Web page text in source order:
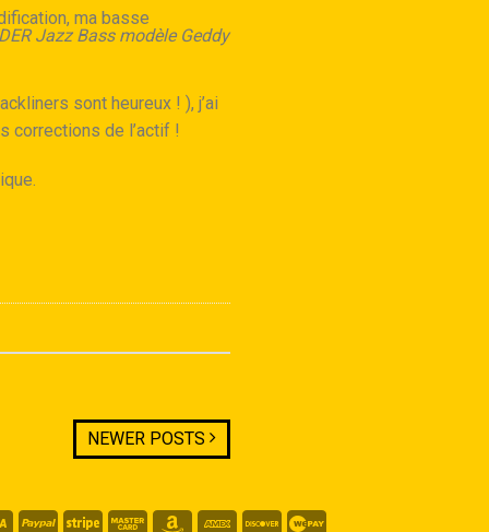
ma basse
Jazz Bass modèle Geddy
sont heureux ! ), j’ai
corrections de l’actif !
NEWER POSTS